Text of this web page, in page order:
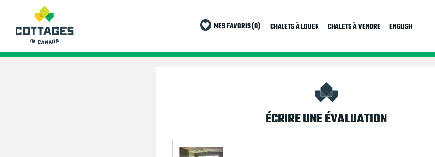
MES FAVORIS (0) CHALETS À LOUER CHALETS À VENDRE ENGLISH
ÉCRIRE UNE ÉVALUATION